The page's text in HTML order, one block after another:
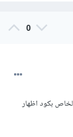
0
بكود اظهار